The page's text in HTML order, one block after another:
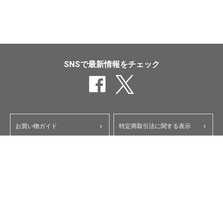
SNSで最新情報をチェック
お買い物ガイド 特定商取引法に関する表示